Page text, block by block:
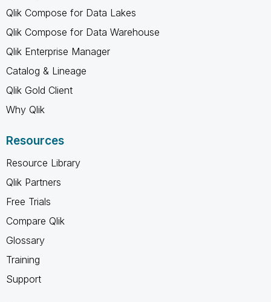
Qlik Compose for Data Lakes
Qlik Compose for Data Warehouse
Qlik Enterprise Manager
Catalog & Lineage
Qlik Gold Client
Why Qlik
Resources
Resource Library
Qlik Partners
Free Trials
Compare Qlik
Glossary
Training
Support